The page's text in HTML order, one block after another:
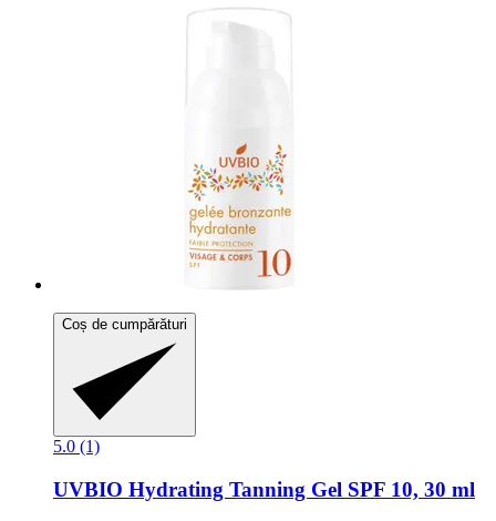
Coș de cumpărături
5.0 (1)
UVBIO Hydrating Tanning Gel SPF 10, 30 ml